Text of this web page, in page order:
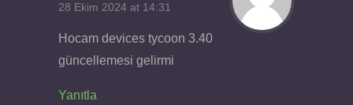
28 Ekim 2024 at 14:31
Hocam devices tycoon 3.40
güncellemesi gelirmi
Yanıtla